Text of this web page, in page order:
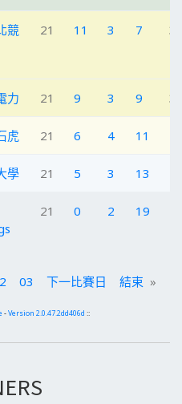
競 21 11 3 7
力 21 9 3 9
虎 21 6 4 11
學 21 5 3 13
21 0 2 19
03 下一比賽日 結束 »
-Version 2.0.47.2dd406d ::